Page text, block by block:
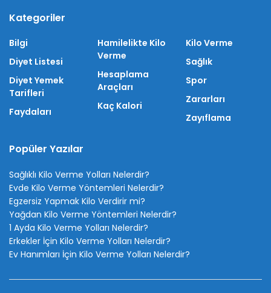
Kategoriler
Bilgi
Diyet Listesi
Diyet Yemek
Tarifleri
Faydaları
Hamilelikte Kilo
Verme
Hesaplama
Araçları
Kaç Kalori
Kilo Verme
Sağlık
Spor
Zararları
Zayıflama
Popüler Yazılar
Sağlıklı Kilo Verme Yolları Nelerdir?
Evde Kilo Verme Yöntemleri Nelerdir?
Egzersiz Yapmak Kilo Verdirir mi?
Yağdan Kilo Verme Yöntemleri Nelerdir?
1 Ayda Kilo Verme Yolları Nelerdir?
Erkekler İçin Kilo Verme Yolları Nelerdir?
Ev Hanımları İçin Kilo Verme Yolları Nelerdir?